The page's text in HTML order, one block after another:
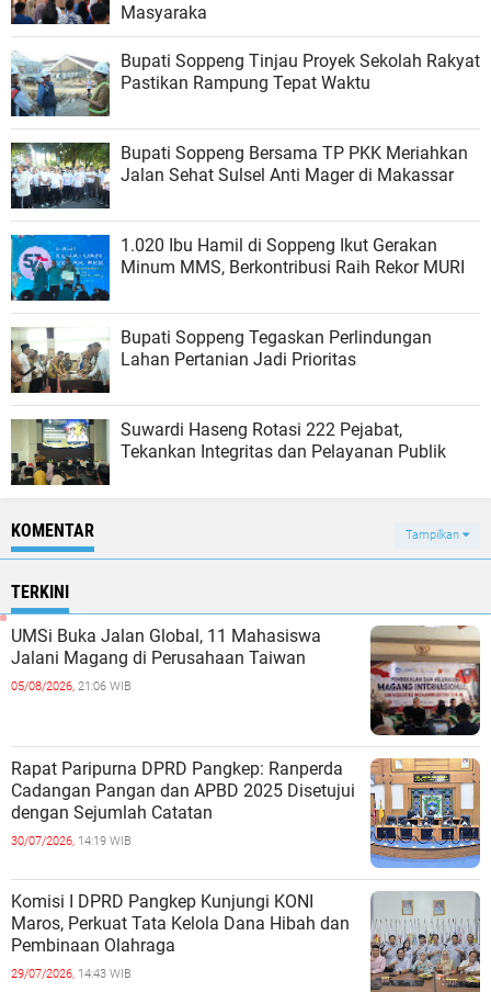
Masyaraka
Bupati Soppeng Tinjau Proyek Sekolah Rakyat
Pastikan Rampung Tepat Waktu
Bupati Soppeng Bersama TP PKK Meriahkan
Jalan Sehat Sulsel Anti Mager di Makassar
1.020 Ibu Hamil di Soppeng Ikut Gerakan
Minum MMS, Berkontribusi Raih Rekor MURI
Bupati Soppeng Tegaskan Perlindungan
Lahan Pertanian Jadi Prioritas
Suwardi Haseng Rotasi 222 Pejabat,
Tekankan Integritas dan Pelayanan Publik
KOMENTAR Tampilkan
TERKINI
UMSi Buka Jalan Global, 11 Mahasiswa
Jalani Magang di Perusahaan Taiwan
05/08/2026, 21:06 WIB
Rapat Paripurna DPRD Pangkep: Ranperda
Cadangan Pangan dan APBD 2025 Disetujui
dengan Sejumlah Catatan
30/07/2026, 14:19 WIB
Komisi I DPRD Pangkep Kunjungi KONI
Maros, Perkuat Tata Kelola Dana Hibah dan
Pembinaan Olahraga
29/07/2026, 14:43 WIB